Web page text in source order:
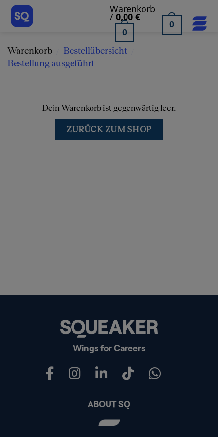
Skip
Warenkorb
/0,00€
0
0
Warenkorb
Bestellübersicht
Bestellung ausgeführt
Dein Warenkorb ist gegenwärtig leer.
ZURÜCK ZUM SHOP
Wings for Careers
ABOUT SQ